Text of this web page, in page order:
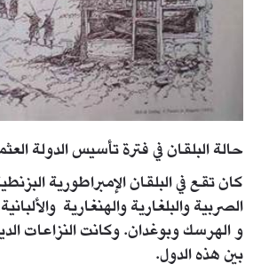
حالة البلقان في فترة تأسيس الدولة
كان تقع في البلقان الإمبراطورية
الصربية والبلغارية والهنغارية
و الهرسك وبوغدان. وكانت النزاعات
بين هذه الدول.